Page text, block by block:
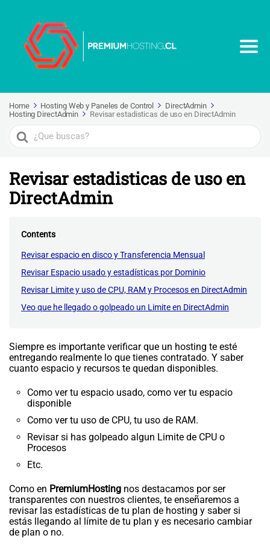
Home Hosting Web y Paneles de Control
DirectAdmin
Hosting DirectAdmin
Revisar estadisticas de uso en DirectAdmin
Search
For
Revisar estadisticas de uso en
DirectAdmin
Contents
Revisar espacio en disco y Transferencia Mensual
Revisar Espacio usado y estadísticas por Dominio
Revisar Limite y uso de CPU, RAM y Procesos en DirectAdmin
Veo que he llegado o golpeado un Limite en DirectAdmin
Siempre es importante verificar que un hosting te esté
entregando realmente lo que tienes contratado. Y saber
cuanto espacio y recursos te quedan disponibles.
Como ver tu espacio usado, como ver tu espacio
disponible
Como ver tu uso de CPU, tu uso de RAM.
Revisar si has golpeado algun Limite de CPU o
Procesos
Etc.
Como en PremiumHosting nos destacamos por ser
transparentes con nuestros clientes, te enseñaremos a
revisar las estadísticas de tu plan de hosting y saber si
estás llegando al límite de tu plan y es necesario cambiar
de plan o no.